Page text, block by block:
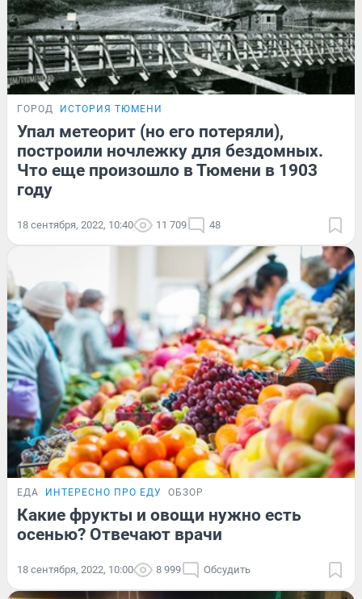
ГОРОД ИСТОРИЯ ТЮМЕНИ
Упал метеорит (но его потеряли),
построили ночлежку для бездомных.
Что еще произошло в Тюмени в 1903
году
18 сентября, 2022, 10:40 11 709 48
ЕДА ИНТЕРЕСНО ПРО ЕДУ ОБЗОР
Какие фрукты и овощи нужно есть
осенью? Отвечают врачи
18 сентября, 2022, 10:00 8 999 Обсудить